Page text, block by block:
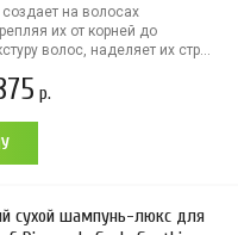
на волосах
их от корней до
волос, наделяет их стр...
р.
сухой шампунь-люкс для